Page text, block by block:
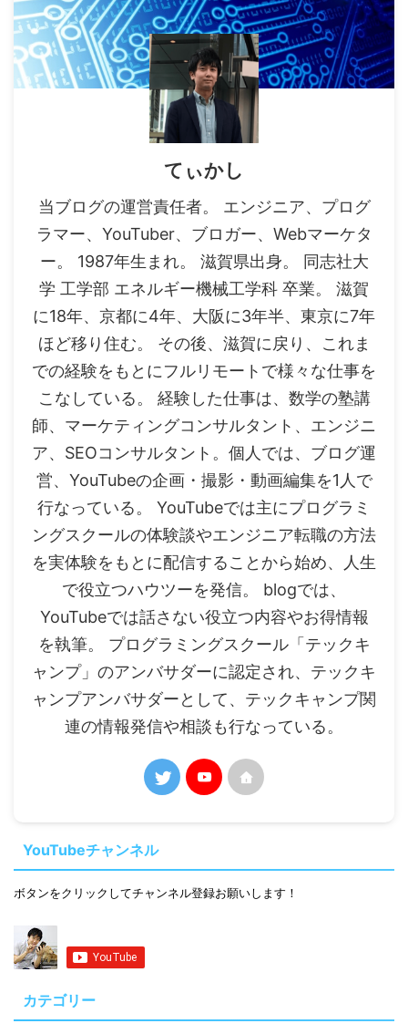
てぃかし
当ブログの運営責任者。 エンジニア、プログ
ラマー、YouTuber、ブロガー、Webマーケタ
ー。 1987年生まれ。 滋賀県出身。 同志社大
学 工学部 エネルギー機械工学科 卒業。 滋賀
に18年、京都に4年、大阪に3年半、東京に7年
ほど移り住む。 その後、滋賀に戻り、これま
での経験をもとにフルリモートで様々な仕事を
こなしている。 経験した仕事は、数学の塾講
師、マーケティングコンサルタント、エンジニ
ア、SEOコンサルタント。個人では、ブログ運
営、YouTubeの企画・撮影・動画編集を1人で
行なっている。 YouTubeでは主にプログラミ
ングスクールの体験談やエンジニア転職の方法
を実体験をもとに配信することから始め、人生
で役立つハウツーを発信。 blogでは、
YouTubeでは話さない役立つ内容やお得情報
を執筆。 プログラミングスクール「テックキ
ャンプ」のアンバサダーに認定され、テックキ
ャンプアンバサダーとして、テックキャンプ関
連の情報発信や相談も行なっている。
YouTubeチャンネル
ボタンをクリックしてチャンネル登録お願いします！
カテゴリー